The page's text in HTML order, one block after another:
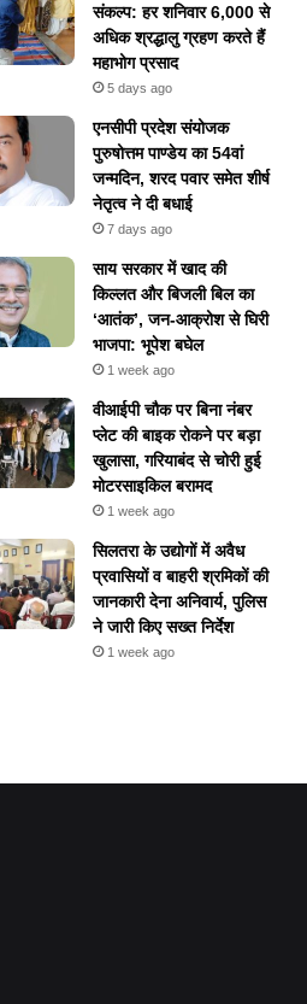
संकल्प: हर शनिवार 6,000 से
अधिक श्रद्धालु ग्रहण करते हैं
महाभोग प्रसाद
5 days ago
एनसीपी प्रदेश संयोजक
पुरुषोत्तम पाण्डेय का 54वां
जन्मदिन, शरद पवार समेत शीर्ष
नेतृत्व ने दी बधाई
7 days ago
​साय सरकार में खाद की
किल्लत और बिजली बिल का
‘आतंक’, जन-आक्रोश से घिरी
भाजपा: भूपेश बघेल
1 week ago
वीआईपी चौक पर बिना नंबर
प्लेट की बाइक रोकने पर बड़ा
खुलासा, गरियाबंद से चोरी हुई
मोटरसाइकिल बरामद
1 week ago
सिलतरा के उद्योगों में अवैध
प्रवासियों व बाहरी श्रमिकों की
जानकारी देना अनिवार्य, पुलिस
ने जारी किए सख्त निर्देश
1 week ago